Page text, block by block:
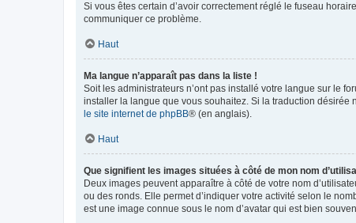
Si vous êtes certain d’avoir correctement réglé le fuseau
communiquer ce problème.
Haut
Ma langue n’apparaît pas dans la liste !
Soit les administrateurs n’ont pas installé votre langue sur le
installer la langue que vous souhaitez. Si la traduction désirée
le site internet de phpBB® (en anglais).
Haut
Que signifient les images situées à côté de mon nom
Deux images peuvent apparaître à côté de votre nom
ou des ronds. Elle permet d’indiquer votre activité selon le
est une image connue sous le nom d’avatar qui est bien